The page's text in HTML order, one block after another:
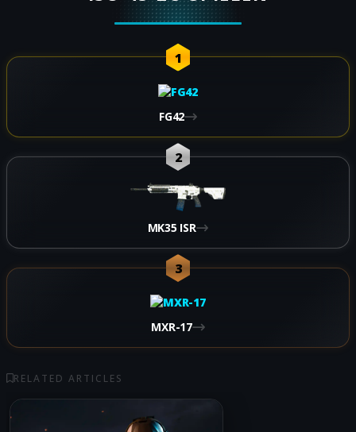
1
FG42
2
MK35 ISR
3
MXR-17
RELATED ARTICLES